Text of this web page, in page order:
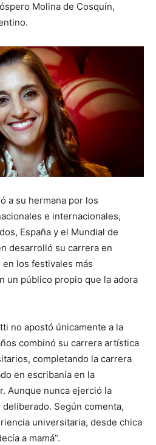
Molina de Cosquín,
a su hermana por los
e internacionales,
España y el Mundial de
desarrolló su carrera en
los festivales más
un público propio que la adora
no apostó únicamente a la
combinó su carrera artística
completando la carrera
en escribanía en la
Aunque nunca ejerció la
Según comenta,
universitaria, desde chica
a mamá”.